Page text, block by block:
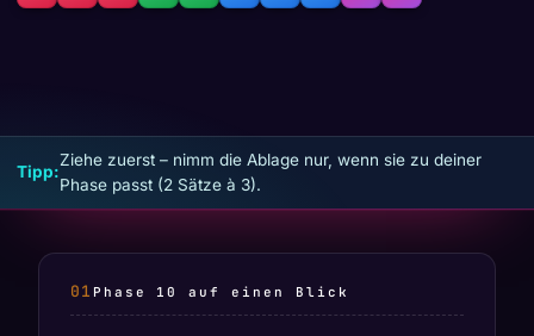
Tipp:
Ziehe zuerst – nimm die Ablage nur, wenn sie zu deiner
Phase passt (2 Sätze à 3).
Phase 10 auf einen Blick